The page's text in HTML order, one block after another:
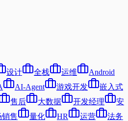
设计 全栈 运维
Android
AI-Agent 游戏开发
嵌入式
售后 大数据 开发经理
安
售 量化 HR 运营
法务